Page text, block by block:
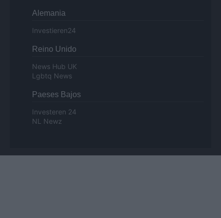
Alemania
Investieren24
Reino Unido
News Hub UK
Lgbtq News
Paeses Bajos
Investeren 24
NL Newz